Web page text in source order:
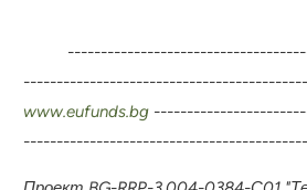
------------------------------------------
www.eufunds.bg ---------------